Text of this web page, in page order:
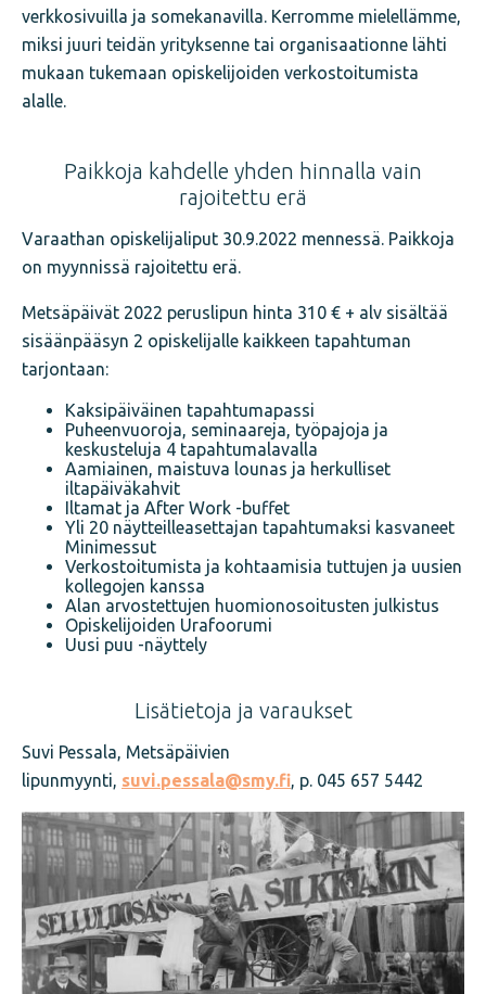
verkkosivuilla ja somekanavilla. Kerromme mielellämme,
miksi juuri teidän yrityksenne tai organisaationne lähti
mukaan tukemaan opiskelijoiden verkostoitumista
alalle.
Paikkoja kahdelle yhden hinnalla vain
rajoitettu erä
Varaathan opiskelijaliput 30.9.2022 mennessä. Paikkoja
on myynnissä rajoitettu erä.
Metsäpäivät 2022 peruslipun hinta 310 € + alv sisältää
sisäänpääsyn 2 opiskelijalle kaikkeen tapahtuman
tarjontaan:
Kaksipäiväinen tapahtumapassi
Puheenvuoroja, seminaareja, työpajoja ja
keskusteluja 4 tapahtumalavalla
Aamiainen, maistuva lounas ja herkulliset
iltapäiväkahvit
Iltamat ja After Work -buffet
Yli 20 näytteilleasettajan tapahtumaksi kasvaneet
Minimessut
Verkostoitumista ja kohtaamisia tuttujen ja uusien
kollegojen kanssa
Alan arvostettujen huomionosoitusten julkistus
Opiskelijoiden Urafoorumi
Uusi puu -näyttely
Lisätietoja ja varaukset
Suvi Pessala, Metsäpäivien
lipunmyynti, suvi.pessala@smy.fi, p. 045 657 5442